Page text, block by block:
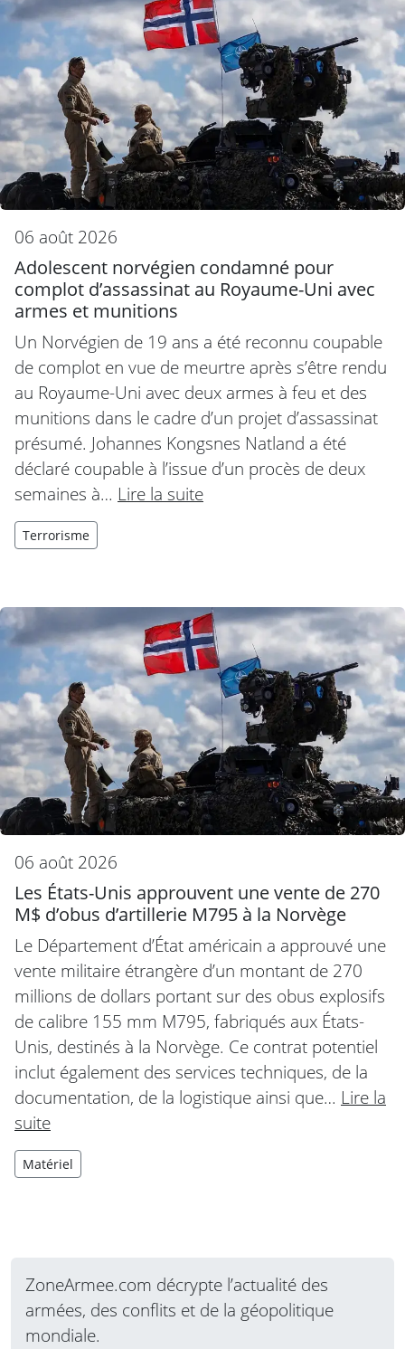
06 août 2026
Adolescent norvégien condamné pour
complot d’assassinat au Royaume-Uni avec
armes et munitions
Un Norvégien de 19 ans a été reconnu coupable
de complot en vue de meurtre après s’être rendu
au Royaume-Uni avec deux armes à feu et des
munitions dans le cadre d’un projet d’assassinat
présumé. Johannes Kongsnes Natland a été
déclaré coupable à l’issue d’un procès de deux
semaines à… Lire la suite
Terrorisme
06 août 2026
Les États-Unis approuvent une vente de 270
M$ d’obus d’artillerie M795 à la Norvège
Le Département d’État américain a approuvé une
vente militaire étrangère d’un montant de 270
millions de dollars portant sur des obus explosifs
de calibre 155 mm M795, fabriqués aux États-
Unis, destinés à la Norvège. Ce contrat potentiel
inclut également des services techniques, de la
documentation, de la logistique ainsi que… Lire la
suite
Matériel
ZoneArmee.com décrypte l’actualité des
armées, des conflits et de la géopolitique
mondiale.